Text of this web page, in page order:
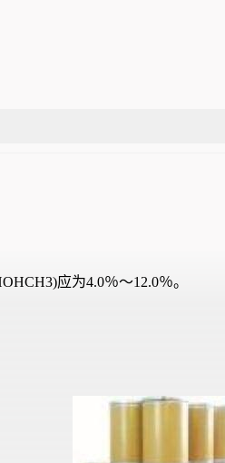
应为4.0％～12.0％。